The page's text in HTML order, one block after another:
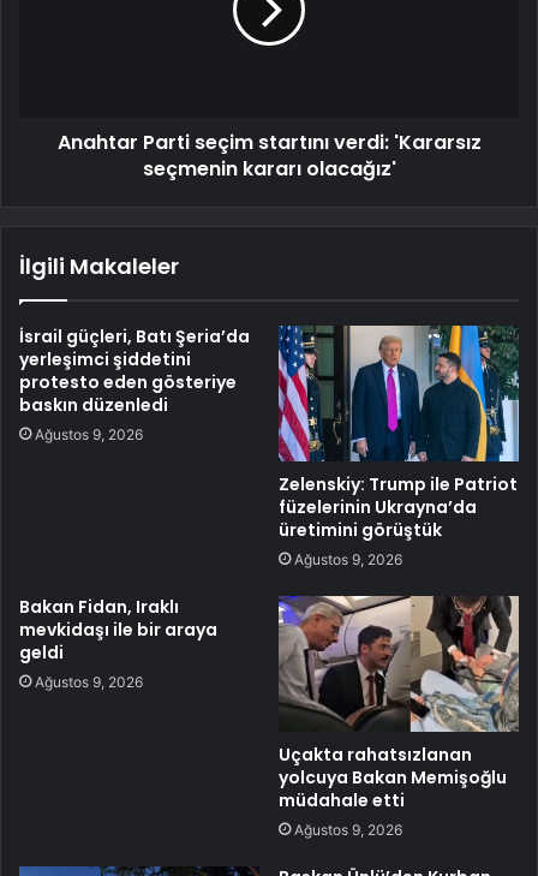
Anahtar Parti seçim startını verdi: 'Kararsız
seçmenin kararı olacağız'
İlgili Makaleler
İsrail güçleri, Batı Şeria’da
yerleşimci şiddetini
protesto eden gösteriye
baskın düzenledi
Ağustos 9, 2026
Zelenskiy: Trump ile Patriot
füzelerinin Ukrayna’da
üretimini görüştük
Ağustos 9, 2026
Bakan Fidan, Iraklı
mevkidaşı ile bir araya
geldi
Ağustos 9, 2026
Uçakta rahatsızlanan
yolcuya Bakan Memişoğlu
müdahale etti
Ağustos 9, 2026